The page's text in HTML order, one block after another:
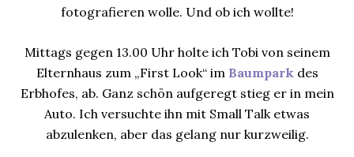
fotografieren wolle. Und ob ich wollte!
Mittags gegen 13.00 Uhr holte ich Tobi von seinem
Elternhaus zum „First Look“ im Baumpark des
Erbhofes, ab. Ganz schön aufgeregt stieg er in mein
Auto. Ich versuchte ihn mit Small Talk etwas
abzulenken, aber das gelang nur kurzweilig.